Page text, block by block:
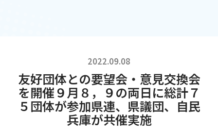
2022.09.08
友好団体との要望会・意見交換会
を開催９月８，９の両日に総計７
５団体が参加県連、県議団、自民
兵庫が共催実施